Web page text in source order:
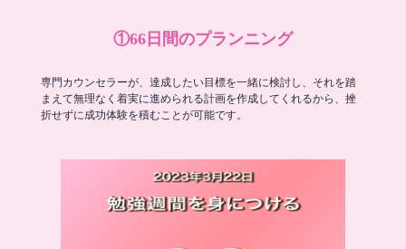
①66日間のプランニング
専門カウンセラーが、達成したい目標を一緒に検討し、それを踏
まえて無理なく着実に進められる計画を作成してくれるから、挫
折せずに成功体験を積むことが可能です。